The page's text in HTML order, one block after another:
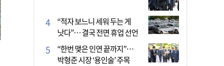
“적자 보느니 세워 두는 게
낫다”… 결국 전면 휴업 선언
한 택시회사
“한번 맺은 인연 끝까지”…
박형준 시장 ‘용인술’ 주목